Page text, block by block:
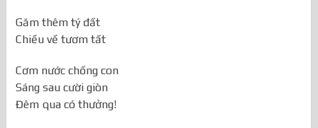
Găm thêm tý đất
Chiều về tươm tất
Cơm nước chồng con
Sáng sau cười giòn
Đêm qua có thưởng!